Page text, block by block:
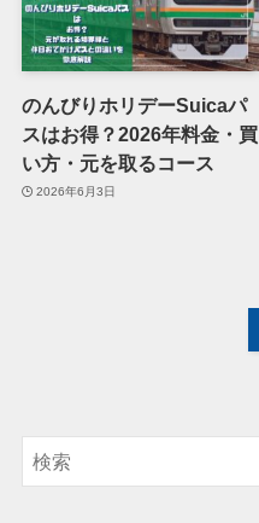
のんびりホリデーSuicaパ
スはお得？2026年料金・買
い方・元を取るコース
2026年6月3日